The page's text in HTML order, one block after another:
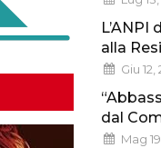
alla
Giu 12,
dal
Mag